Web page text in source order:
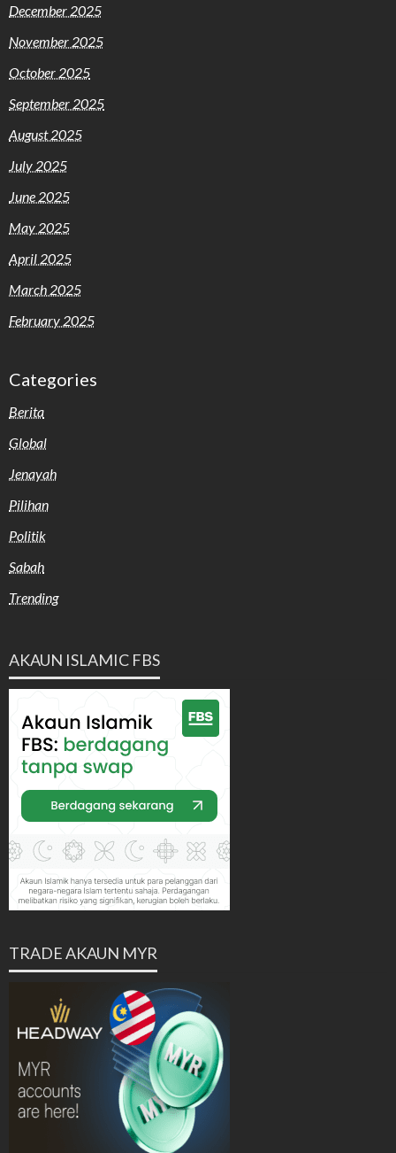
December 2025
November 2025
October 2025
September 2025
August 2025
July 2025
June 2025
May 2025
April 2025
March 2025
February 2025
Categories
Berita
Global
Jenayah
Pilihan
Politik
Sabah
Trending
AKAUN ISLAMIC FBS
TRADE AKAUN MYR